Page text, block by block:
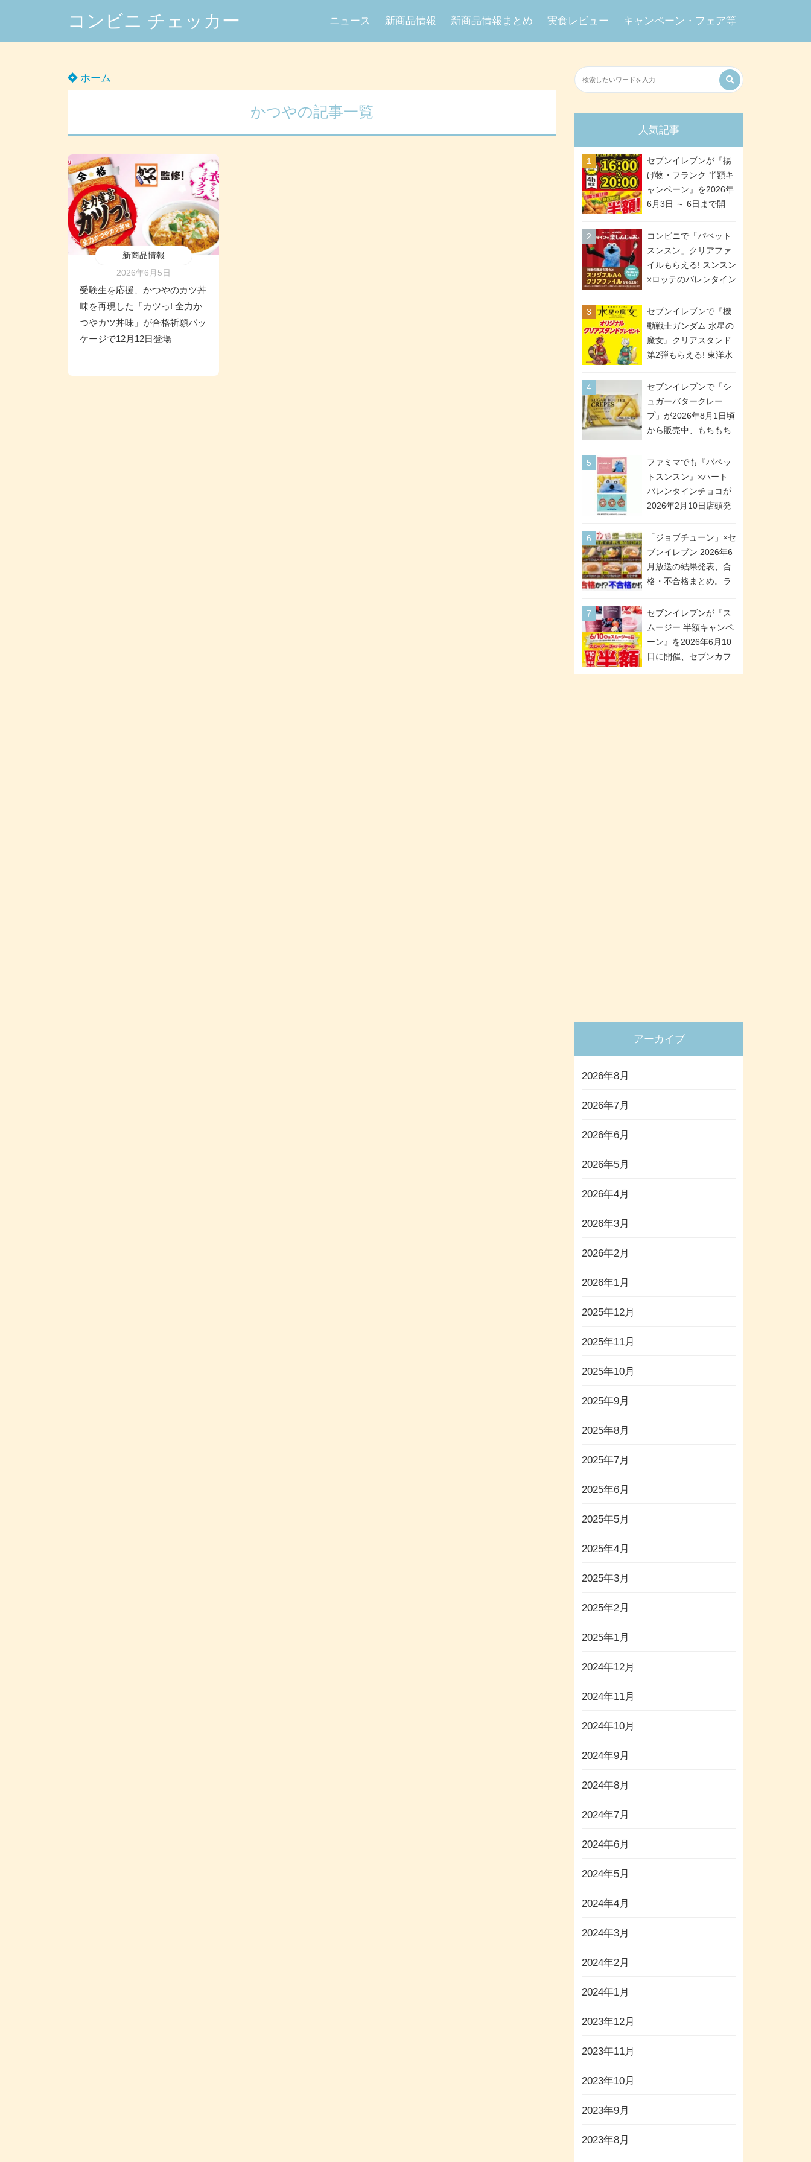
コンビニ チェッカー ニュース 新商品情報 新商品情報まとめ 実食レビュー キャンペーン・フェア等
ホーム
かつやの記事一覧
新商品情報
2026年6月5日
受験生を応援、かつやのカツ丼
味を再現した「カツっ! 全力か
つやカツ丼味」が合格祈願パッ
ケージで12月12日登場
人気記事
セブンイレブンが『揚
げ物・フランク 半額キ
ャンペーン』を2026年
6月3日 ～ 6日まで開
などが「揚げ物スーパ
ーセール」でお得に! 各
日16:00 ～ 20:00の4時
間限定で実施。ななチ
メリカンドッグが税抜
き69円!
コンビニで「パペット
スンスン」クリアファ
イルもらえる! スンスン
×ロッテのバレンタイン
スタート。セブン、フ
ァミマ、ローソンの3社
で異なるデザイン＆対
象商品
セブンイレブンで『機
動戦士ガンダム 水星の
魔女』クリアスタンド
第2弾もらえる! 東洋水
ペーンが2026年5月26
日スタート。浴衣＆た
ぬき・キツネ姿のスレ
ッタ / ミオリネ / グエ
号・5号) / シャディク
ドになって登場!
セブンイレブンで「シ
ュガーバタークレー
プ」が2026年8月1日頃
から販売中、もちもち
シュガー＆バターをレ
ンジアップで手軽に楽
しめる冷凍食品。2個入
り
ファミマでも『パペッ
トスンスン』×ハート
バレンタインチョコが
2026年2月10日店頭発
チョコ」「チョコ缶」
「ツインギフト」が登
場
「ジョブチューン」×セ
ブンイレブン 2026年6
月放送の結果発表、合
格・不合格まとめ。ラ
合格「金のハンバー
グ」。満場一致合格数
は6商品、合格数は2商
品。TVerでの見逃し配
セブンイレブンが『ス
ムージー 半額キャンペ
ーン』を2026年6月10
日に開催、セブンカフ
アーカイブ
2026年8月
2026年7月
2026年6月
2026年5月
2026年4月
2026年3月
2026年2月
2026年1月
2025年12月
2025年11月
2025年10月
2025年9月
2025年8月
2025年7月
2025年6月
2025年5月
2025年4月
2025年3月
2025年2月
2025年1月
2024年12月
2024年11月
2024年10月
2024年9月
2024年8月
2024年7月
2024年6月
2024年5月
2024年4月
2024年3月
2024年2月
2024年1月
2023年12月
2023年11月
2023年10月
2023年9月
2023年8月